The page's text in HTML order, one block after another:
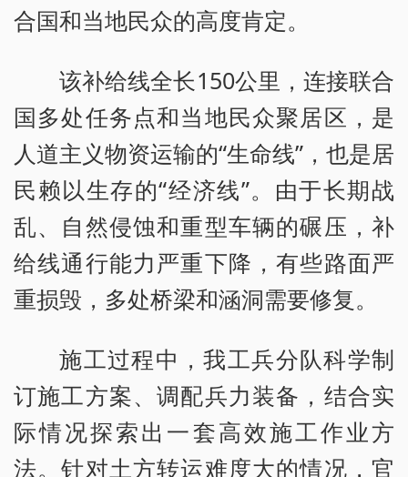
合国和当地民众的高度肯定。
该补给线全长150公里，连接联合
国多处任务点和当地民众聚居区，是
人道主义物资运输的“生命线”，也是居
民赖以生存的“经济线”。由于长期战
乱、自然侵蚀和重型车辆的碾压，补
给线通行能力严重下降，有些路面严
重损毁，多处桥梁和涵洞需要修复。
施工过程中，我工兵分队科学制
订施工方案、调配兵力装备，结合实
际情况探索出一套高效施工作业方
法。针对土方转运难度大的情况，官